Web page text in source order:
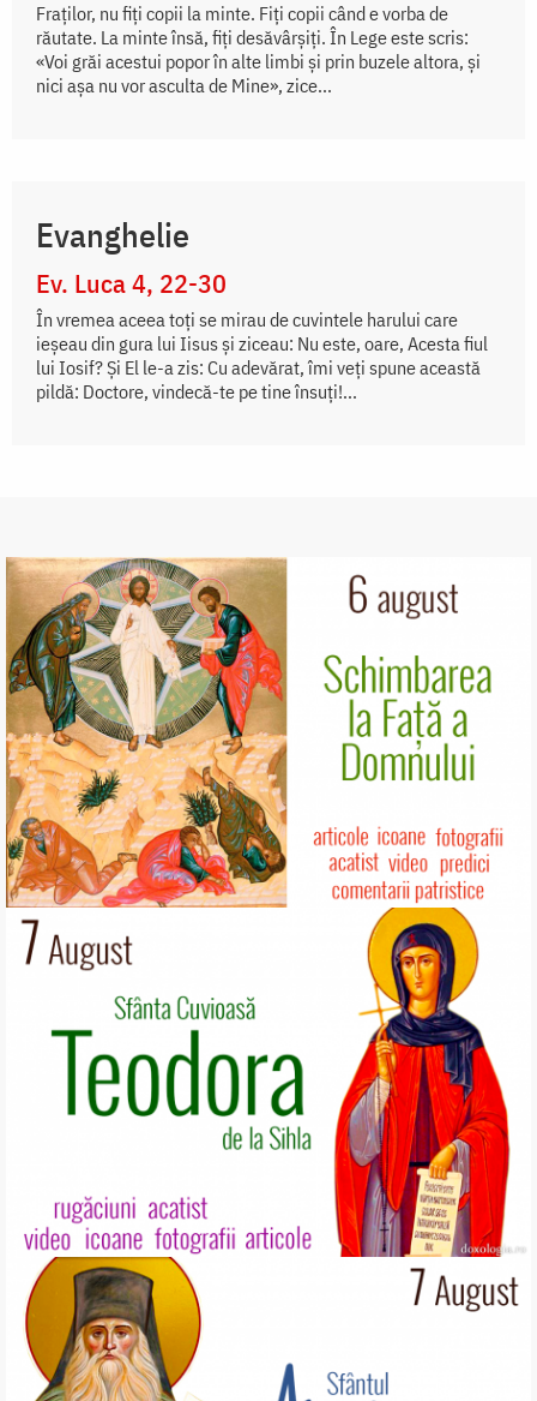
Fraților, nu fiți copii la minte. Fiți copii când e vorba de
răutate. La minte însă, fiți desăvârșiți. În Lege este scris:
«Voi grăi acestui popor în alte limbi și prin buzele altora, și
nici așa nu vor asculta de Mine», zice...
Evanghelie
Ev. Luca 4, 22-30
În vremea aceea toți se mirau de cuvintele harului care
ieșeau din gura lui Iisus și ziceau: Nu este, oare, Acesta fiul
lui Iosif? Și El le-a zis: Cu adevărat, îmi veți spune această
pildă: Doctore, vindecă-te pe tine însuți!...